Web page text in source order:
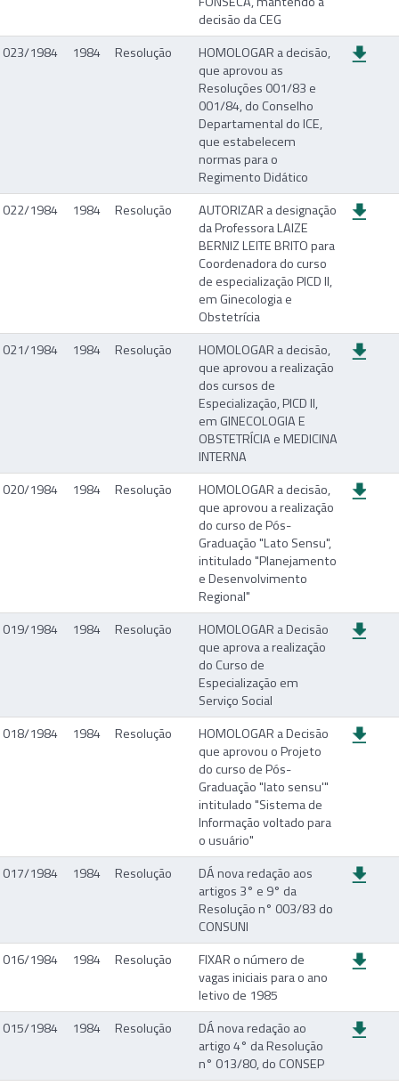
decisão da CEG
023/1984
1984 Resolução
HOMOLOGAR a decisão,
que aprovou as
Resoluções 001/83 e
001/84, do Conselho
Departamental do ICE,
que estabelecem
normas para o
Regimento Didático
022/1984
1984 Resolução
AUTORIZAR a designação
da Professora LAIZE
BERNIZ LEITE BRITO para
Coordenadora do curso
de especialização PICD II,
em Ginecologia e
Obstetrícia
021/1984
1984 Resolução
HOMOLOGAR a decisão,
que aprovou a realização
dos cursos de
Especialização, PICD II,
em GINECOLOGIA E
OBSTETRÍCIA e MEDICINA
INTERNA
020/1984
1984 Resolução
HOMOLOGAR a decisão,
que aprovou a realização
do curso de Pós-
Graduação "Lato Sensu",
intitulado "Planejamento
e Desenvolvimento
Regional"
019/1984
1984 Resolução
HOMOLOGAR a Decisão
que aprova a realização
do Curso de
Especialização em
Serviço Social
018/1984
1984 Resolução
HOMOLOGAR a Decisão
que aprovou o Projeto
do curso de Pós-
Graduação "lato sensu'"
intitulado "Sistema de
Informação voltado para
o usuário"
017/1984
1984 Resolução
DÁ nova redação aos
artigos 3° e 9° da
Resolução n° 003/83 do
CONSUNI
016/1984
1984 Resolução
FIXAR o número de
vagas iniciais para o ano
letivo de 1985
015/1984
1984 Resolução
DÁ nova redação ao
artigo 4° da Resolução
n° 013/80, do CONSEP